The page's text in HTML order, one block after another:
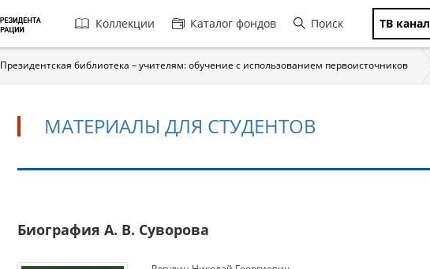
Главная
навигация
Коллекции Каталог фондов Поиск ТВ канал
Президентская библиотека – учителям: обучение с использованием первоисточников
МАТЕРИАЛЫ ДЛЯ СТУДЕНТОВ
для
студентов
Биография А. В. Суворова